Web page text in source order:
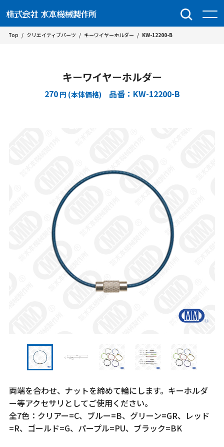
Top / クリエイティブパーツ / キーワイヤーホルダー / KW-12200-B
キーワイヤーホルダー
270 円 (本体価格) 品番：KW-12200-B
両端を合わせ、ナットを締めて輪にします。キーホルダ
ー等アクセサリとしてご使用ください。
全7色：クリアー=C、ブルー=B、グリーン=GR、レッド
=R、ゴールド=G、パープル=PU、ブラック=BK